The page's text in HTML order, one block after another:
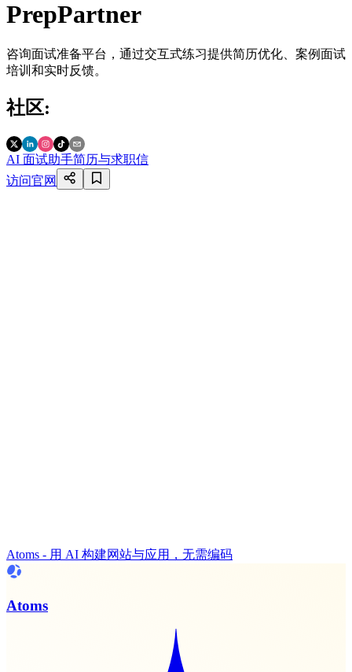
PrepPartner
咨询面试准备平台，通过交互式练习提供简历优化、案例面试
培训和实时反馈。
社区:
AI 面试助手简历与求职信
访问官网
Atoms - 用 AI 构建网站与应用，无需编码
Atoms